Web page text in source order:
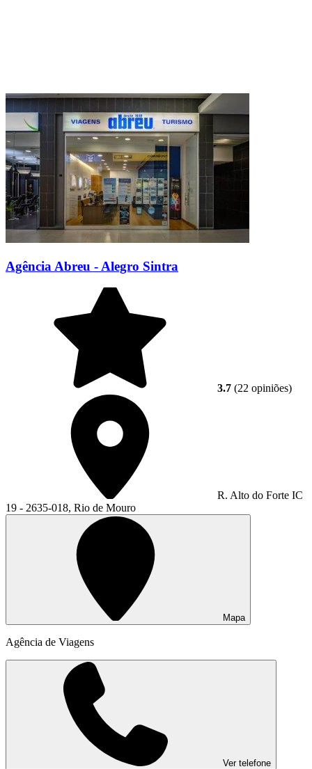
Agência Abreu - Alegro Sintra
3.7 (22 opiniões)
R. Alto do Forte IC
19 - 2635-018, Rio de Mouro
Mapa
Agência de Viagens
Ver telefone